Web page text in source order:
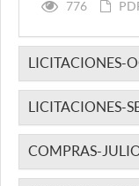
776
LICITACIONES-
LICITACIONES-
COMPRAS-